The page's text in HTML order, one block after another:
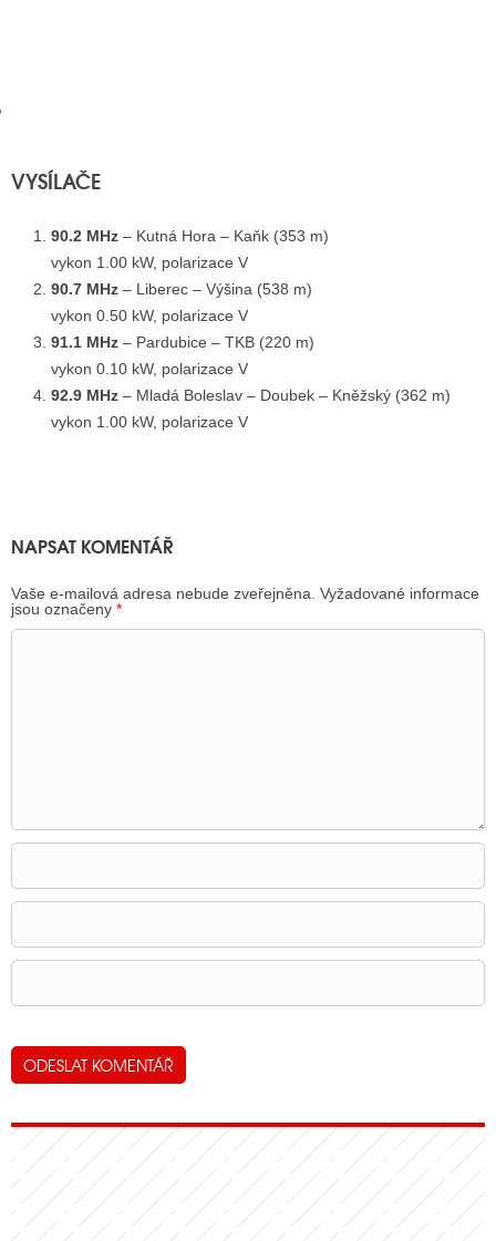
VYSÍLAČE
90.2 MHz – Kutná Hora – Kaňk (353 m)
vykon 1.00 kW, polarizace V
90.7 MHz – Liberec – Výšina (538 m)
vykon 0.50 kW, polarizace V
91.1 MHz – Pardubice – TKB (220 m)
vykon 0.10 kW, polarizace V
92.9 MHz – Mladá Boleslav – Doubek – Kněžský (362 m)
vykon 1.00 kW, polarizace V
NAPSAT KOMENTÁŘ
Vaše e-mailová adresa nebude zveřejněna. Vyžadované informace
jsou označeny *